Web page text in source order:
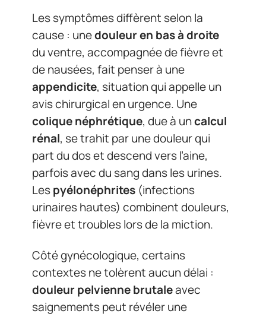
Les symptômes diffèrent selon la
cause : unedouleur en bas à droite
du ventre, accompagnée de fièvre et
de nausées, fait penser à une
appendicite, situation qui appelle un
avis chirurgical en urgence. Une
colique néphrétique, due à uncalcul
rénal, se trahit par une douleur qui
part du dos et descend vers l’aine,
parfois avec du sang dans les urines.
Lespyélonéphrites (infections
urinaires hautes) combinent douleurs,
fièvre et troubles lors de la miction.
Côté gynécologique, certains
contextes ne tolèrent aucun délai :
douleur pelvienne brutaleavec
saignements peut révéler une